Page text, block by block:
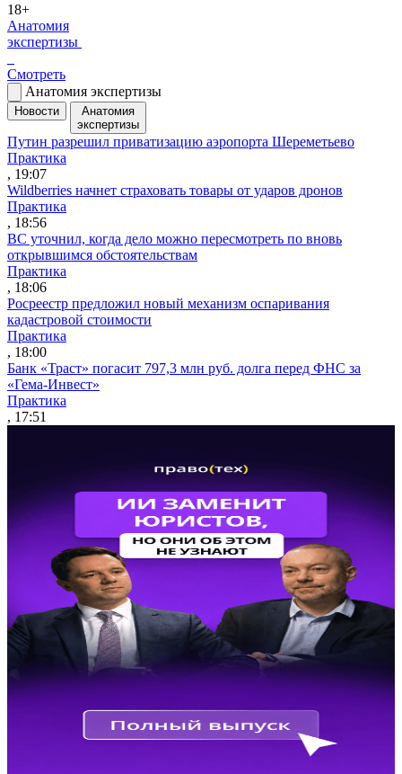
18+
Анатомия
экспертизы
Смотреть
Анатомия экспертизы
Новости
Анатомия
экспертизы
Путин разрешил приватизацию аэропорта Шереметьево
Практика
, 19:07
Wildberries начнет страховать товары от ударов дронов
Практика
, 18:56
ВС уточнил, когда дело можно пересмотреть по вновь
открывшимся обстоятельствам
Практика
, 18:06
Росреестр предложил новый механизм оспаривания
кадастровой стоимости
Практика
, 18:00
Банк «Траст» погасит 797,3 млн руб. долга перед ФНС за
«Гема-Инвест»
Практика
, 17:51